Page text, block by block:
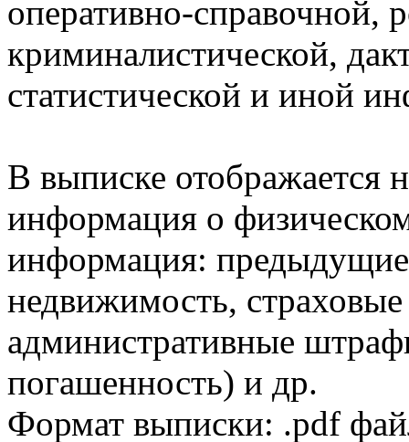
оперативно-справочной,
криминалистической,
статистической и иной
В выписке отображается
информация о
информация:
недвижимость,
административные
погашенность) и др.
Формат выписки: .pdf